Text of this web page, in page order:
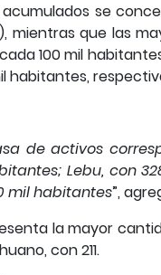
se
mientras que las
100 mil
habitantes,
de activos
Lebu, con
mil habitantes”,
la mayor
con 211.